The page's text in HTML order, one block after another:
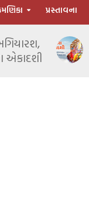
પ્રસ્તાવના
એકાદશી